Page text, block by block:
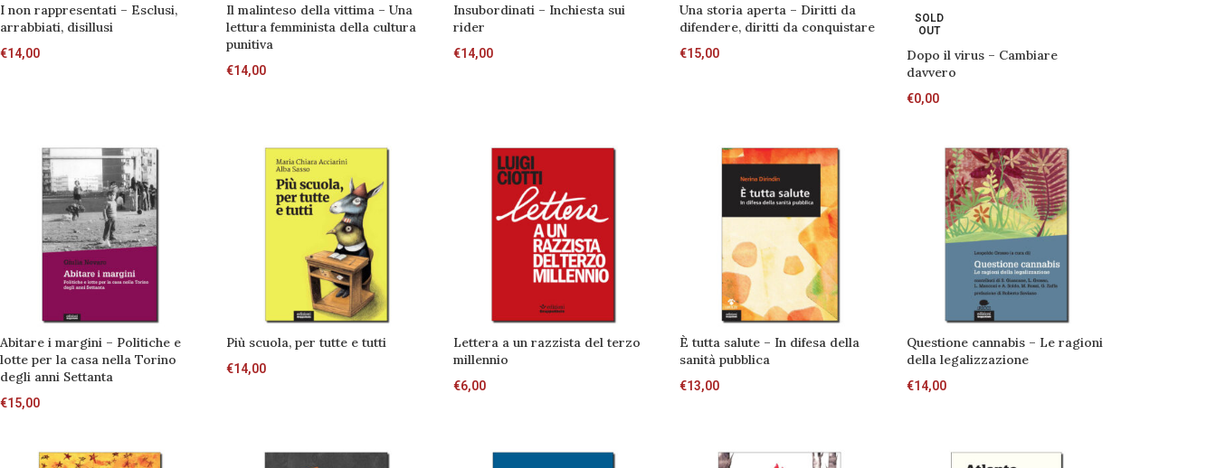
I non rappresentati – Esclusi,
arrabbiati, disillusi
€14,00
Il malinteso della vittima – Una
lettura femminista della cultura
punitiva
€14,00
Insubordinati – Inchiesta sui
rider
€14,00
Una storia aperta – Diritti da
difendere, diritti da conquistare
€15,00
SOLD
OUT
Dopo il virus – Cambiare
davvero
€0,00
Abitare i margini – Politiche e
lotte per la casa nella Torino
degli anni Settanta
€15,00
Più scuola, per tutte e tutti
€14,00
Lettera a un razzista del terzo
millennio
€6,00
È tutta salute – In difesa della
sanità pubblica
€13,00
Questione cannabis – Le ragioni
della legalizzazione
€14,00